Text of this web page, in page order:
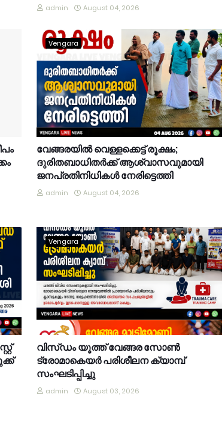
admin August 04, 2026
Vengara
വേങ്ങരയിൽ വെള്ളക്കെട്ട് രൂക്ഷം;
ദുരിതബാധിതർക്ക് ആശ്വാസവുമായി
ജനപ്രതിനിധികൾ നേരിട്ടെത്തി
admin August 04, 2026
Vengara
വിസ്ഡം യൂത്ത് വേങ്ങര സോൺ
ട്രോമാകെയർ പരിശീലന ക്യാമ്പ്
സംഘടിപ്പിച്ചു
admin August 03, 2026